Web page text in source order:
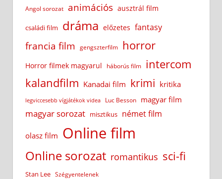
Angol sorozat animációs ausztrál film
családi film dráma előzetes fantasy
francia film gengszterfilm horror
Horror filmek magyarul háborús film intercom
kalandfilm Kanadai film krimi kritika
legviccesebb vígjátékok videa Luc Besson magyar film
magyar sorozat misztikus német film
olasz film Online film
Online sorozat romantikus sci-fi
Stan Lee Szégyentelenek